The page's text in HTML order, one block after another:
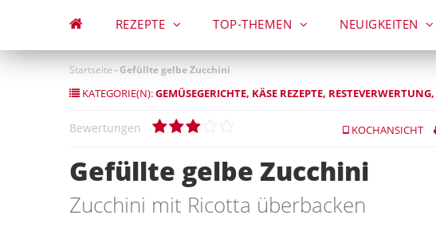
REZEPTE TOP-THEMEN NEUIGKEITEN
Startseite -Gefüllte gelbe Zucchini
KATEGORIE(N):GEMÜSEGERICHTE KÄSE REZEPTE RESTEVERWERTUNG
Bewertungen KOCHANSICHT
Gefüllte gelbe Zucchini
Zucchini mit Ricotta überbacken